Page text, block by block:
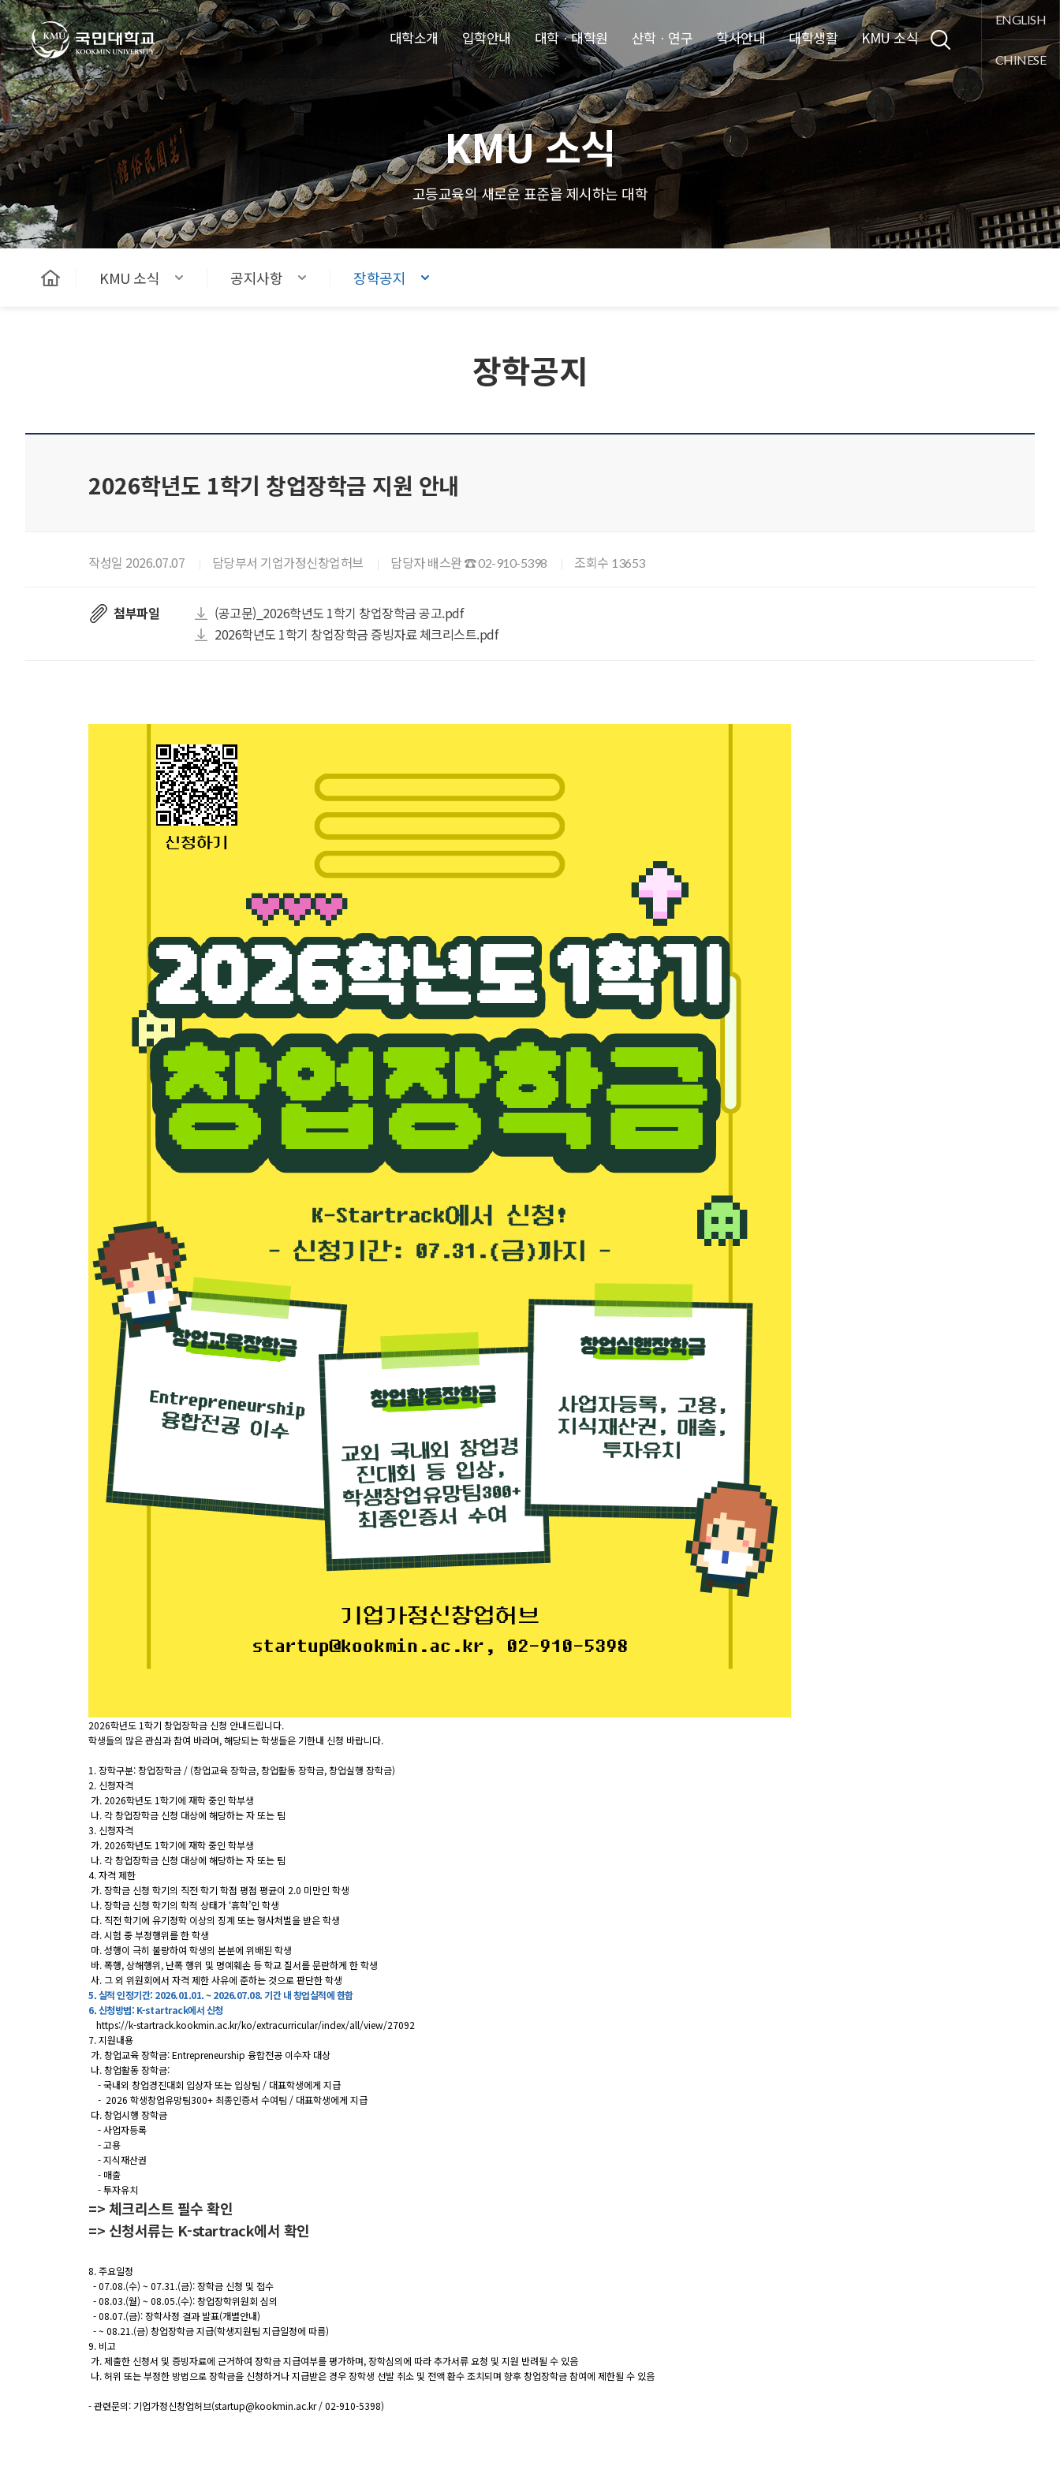
주메뉴 바로가기
본문내용 바로가기
푸터 바로가기
국민대학교
대학소개 입학안내 대학ㆍ대학원 산학ㆍ연구 학사안내 대학생활 KMU 소식
통합검색
ENGLISH
CHINESE
KMU 소식
고등교육의 새로운 표준을 제시하는 대학
KMU 소식 공지사항 장학공지
장학공지
2026학년도 1학기 창업장학금 지원 안내
작성일 2026.07.07 담당부서 기업가정신창업허브 담당자 배스완 ☎ 02-910-5398 조회수 13653
첨부파일
(공고문)_2026학년도 1학기 창업장학금 공고.pdf
2026학년도 1학기 창업장학금 증빙자료 체크리스트.pdf
2026학년도 1학기 창업장학금 신청 안내드립니다.
학생들의 많은 관심과 참여 바라며, 해당되는 학생들은 기한내 신청 바랍니다.
1. 장학구분: 창업장학금 / (창업교육 장학금, 창업활동 장학금, 창업실행 장학금)
2. 신청자격
가. 2026학년도 1학기에 재학 중인 학부생
나. 각 창업장학금 신청 대상에 해당하는 자 또는 팀
3. 신청자격
가. 2026학년도 1학기에 재학 중인 학부생
나. 각 창업장학금 신청 대상에 해당하는 자 또는 팀
4. 자격 제한
가. 장학금 신청 학기의 직전 학기 학점 평점 평균이 2.0 미만인 학생
나. 장학금 신청 학기의 학적 상태가 ‘휴학’인 학생
다. 직전 학기에 유기정학 이상의 징계 또는 형사처벌을 받은 학생
라. 시험 중 부정행위를 한 학생
마. 성행이 극히 불량하여 학생의 본분에 위배된 학생
바. 폭행, 상해행위, 난폭 행위 및 명예훼손 등 학교 질서를 문란하게 한 학생
사. 그 외 위원회에서 자격 제한 사유에 준하는 것으로 판단한 학생
5. 실적 인정기간: 2026.01.01. ~ 2026.07.08. 기간 내 창업실적에 한함
6. 신청방법: K-startrack에서 신청
https://k-startrack.kookmin.ac.kr/ko/extracurricular/index/all/view/27092
7. 지원내용
가. 창업교육 장학금: Entrepreneurship 융합전공 이수자 대상
나. 창업활동 장학금:
- 국내외 창업경진대회 입상자 또는 입상팀 / 대표학생에게 지급
- 2026 학생창업유망팀300+ 최종인증서 수여팀 / 대표학생에게 지급
다. 창업시행 장학금
- 사업자등록
- 고용
- 지식재산권
- 매출
- 투자유치
=> 체크리스트 필수 확인
=> 신청서류는 K-startrack에서 확인
8. 주요일정
- 07.08.(수) ~ 07.31.(금): 장학금 신청 및 접수
- 08.03.(월) ~ 08.05.(수): 창업장학위원회 심의
- 08.07.(금): 장학사정 결과 발표(개별안내)
- ~ 08.21.(금) 창업장학금 지급(학생지원팀 지급일정에 따름)
9. 비고
가. 제출한 신청서 및 증빙자료에 근거하여 장학금 지급여부를 평가하며, 장학심의에 따라 추가서류 요청 및 지원 반려될 수 있음
나. 허위 또는 부정한 방법으로 장학금을 신청하거나 지급받은 경우 장학생 선발 취소 및 전액 환수 조치되며 향후 창업장학금 참여에 제한될 수 있음
- 관련문의: 기업가정신창업허브(startup@kookmin.ac.kr / 02-910-5398)